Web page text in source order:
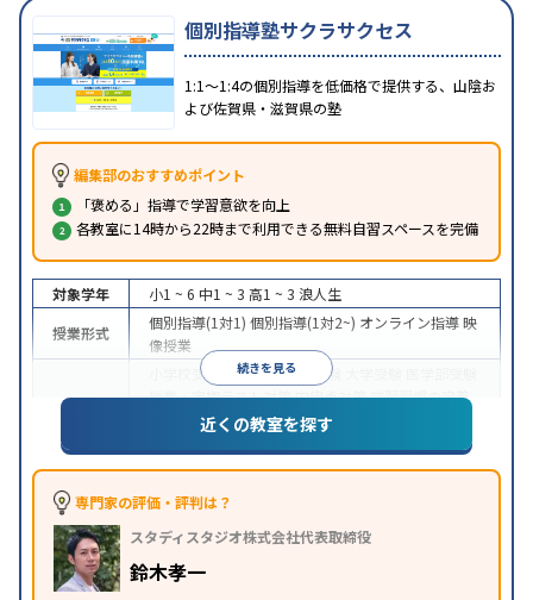
個別指導塾サクラサクセス
1:1～1:4の個別指導を低価格で提供する、山陰お
よび佐賀県・滋賀県の塾
編集部のおすすめポイント
「褒める」指導で学習意欲を向上
各教室に14時から22時まで利用できる無料自習スペースを完備
続きを見る
対象学年 小1 ~ 6 中1 ~ 3 高1 ~ 3 浪人生
授業形式
個別指導(1対1) 個別指導(1対2~) オンライン指導映
像授業
小学校受験 中学受験 高校受験
授業・定期テスト対策内申点対策学習習慣の定着
総合型選抜(旧AO)対策推薦入試対策
特徴
中高一貫校生に対応
応学習にPC・タブレットを利用オンライン対応
科目から受講可能
の子どもに対応
近くの教室を探す
専門家の評価・評判は？
スタディスタジオ株式会社代表取締役
鈴木孝一